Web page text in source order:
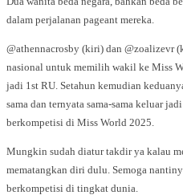
dalam perjalanan pageant mereka.
@athennacrosby (kiri) dan @zoalizevr
nasional untuk memilih wakil ke Miss
jadi 1st RU. Setahun kemudian
sama dan ternyata sama-sama keluar
berkompetisi di Miss World 2025.
Mungkin sudah diatur takdir ya kalau
mematangkan diri dulu. Semoga
berkompetisi di tingkat dunia.